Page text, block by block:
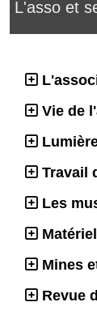
L'asso et
Vie de
Travail
Les
Mines
Revue